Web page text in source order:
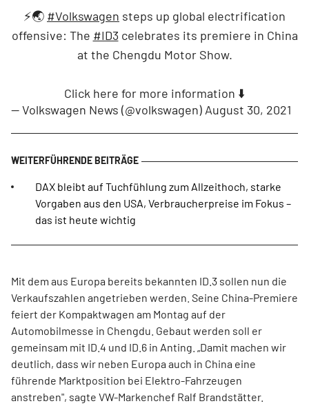
⚡️🌏 #Volkswagen steps up global electrification
offensive: The #ID3 celebrates its premiere in China
at the Chengdu Motor Show.
Click here for more information ⬇️
— Volkswagen News (@volkswagen) August 30, 2021
DAX bleibt auf Tuchfühlung zum Allzeithoch, starke
Vorgaben aus den USA, Verbraucherpreise im Fokus –
das ist heute wichtig
Mit dem aus Europa bereits bekannten ID.3 sollen nun die
Verkaufszahlen angetrieben werden. Seine China-Premiere
feiert der Kompaktwagen am Montag auf der
Automobilmesse in Chengdu. Gebaut werden soll er
gemeinsam mit ID.4 und ID.6 in Anting. „Damit machen wir
deutlich, dass wir neben Europa auch in China eine
führende Marktposition bei Elektro-Fahrzeugen
anstreben", sagte VW-Markenchef Ralf Brandstätter.